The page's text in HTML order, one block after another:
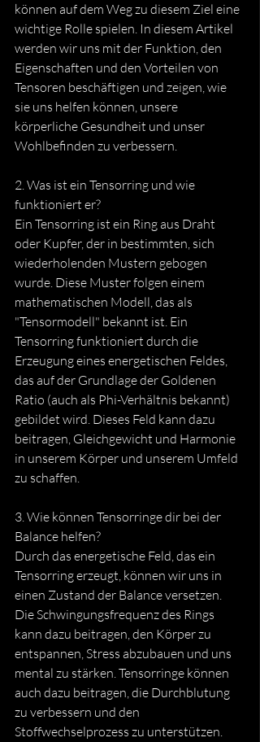
können auf dem Weg zu diesem Ziel eine
wichtige Rolle spielen. In diesem Artikel
werden wir uns mit der Funktion, den
Eigenschaften und den Vorteilen von
Tensoren beschäftigen und zeigen, wie
sie uns helfen können, unsere
körperliche Gesundheit und unser
Wohlbefinden zu verbessern.
2. Was ist ein Tensorring und wie
funktioniert er?
Ein Tensorring ist ein Ring aus Draht
oder Kupfer, der in bestimmten, sich
wiederholenden Mustern gebogen
wurde. Diese Muster folgen einem
mathematischen Modell, das als
"Tensormodell" bekannt ist. Ein
Tensorring funktioniert durch die
Erzeugung eines energetischen Feldes,
das auf der Grundlage der Goldenen
Ratio (auch als Phi-Verhältnis bekannt)
gebildet wird. Dieses Feld kann dazu
beitragen, Gleichgewicht und Harmonie
in unserem Körper und unserem Umfeld
zu schaffen.
3. Wie können Tensorringe dir bei der
Balance helfen?
Durch das energetische Feld, das ein
Tensorring erzeugt, können wir uns in
einen Zustand der Balance versetzen.
Die Schwingungsfrequenz des Rings
kann dazu beitragen, den Körper zu
entspannen, Stress abzubauen und uns
mental zu stärken. Tensorringe können
auch dazu beitragen, die Durchblutung
zu verbessern und den
Stoffwechselprozess zu unterstützen.